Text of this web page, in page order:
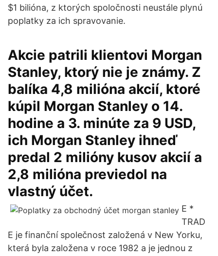
$1 bilióna, z ktorých spoločnosti neustále plynú
poplatky za ich spravovanie.
Akcie patrili klientovi Morgan
Stanley, ktorý nie je známy. Z
balíka 4,8 milióna akcií, ktoré
kúpil Morgan Stanley o 14.
hodine a 3. minúte za 9 USD,
ich Morgan Stanley ihneď
predal 2 milióny kusov akcií a
2,8 milióna previedol na
vlastný účet.
E *
TRAD
E je finanční společnost založená v New Yorku,
která byla založena v roce 1982 a je jednou z